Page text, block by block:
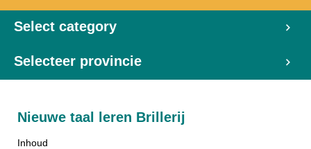
Select category
Selecteer provincie
Nieuwe taal leren Brillerij
Inhoud